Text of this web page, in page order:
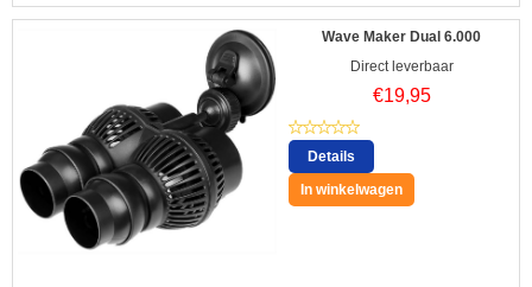
Wave Maker Dual 6.000
Direct leverbaar
€19,95
Details
In winkelwagen